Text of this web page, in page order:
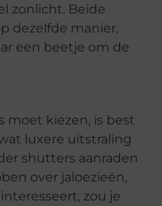
zonlicht. Beide
dezelfde manier,
een beetje om de
moet kiezen, is best
luxere uitstraling
shutters aanraden
over jaloezieën,
zou je